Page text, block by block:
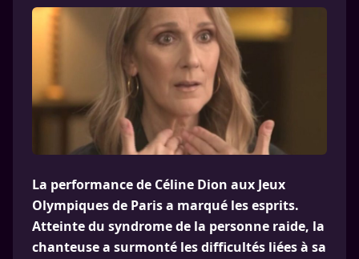
La performance de Céline Dion aux Jeux
Olympiques de Paris a marqué les esprits.
Atteinte du syndrome de la personne raide, la
chanteuse a surmonté les difficultés liées à sa